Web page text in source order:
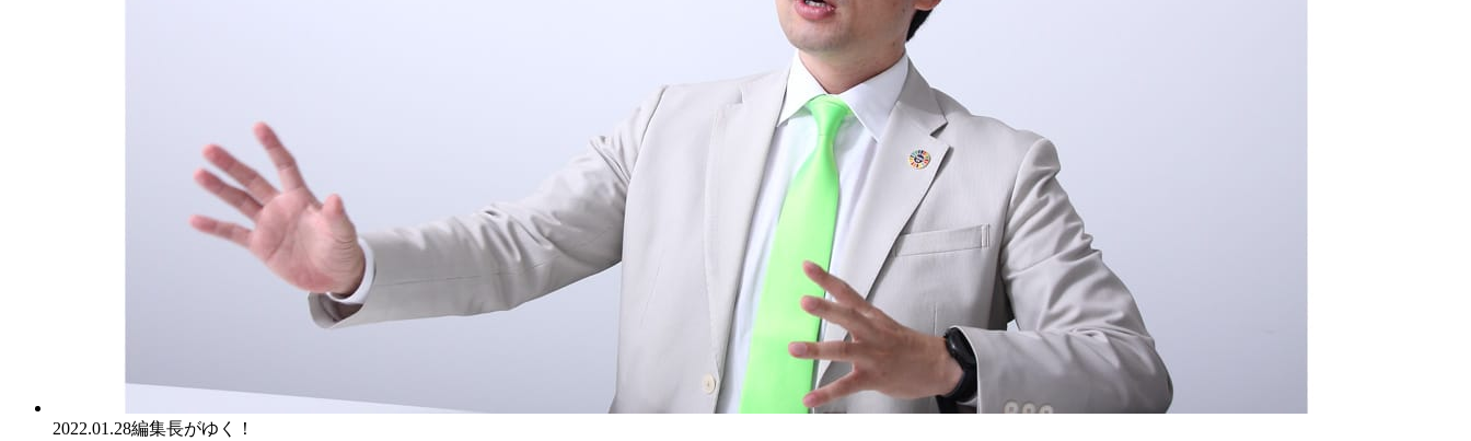
2022.01.28編集長がゆく！